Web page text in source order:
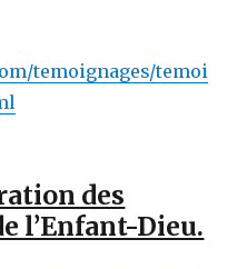
temoignages/temoi
des
l’Enfant-Dieu.